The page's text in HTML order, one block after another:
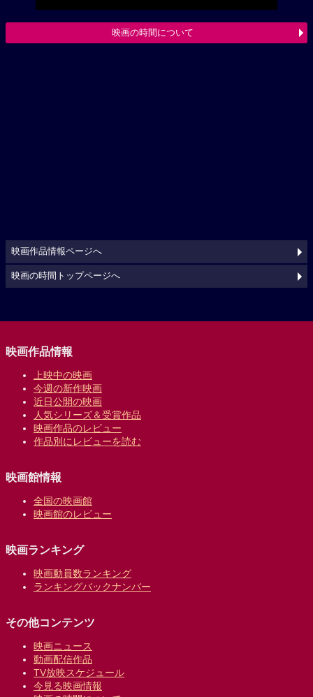
映画の時間について
映画作品情報ページへ
映画の時間トップページへ
映画作品情報
上映中の映画
今週の新作映画
近日公開の映画
人気シリーズ＆受賞作品
映画作品のレビュー
作品別にレビューを読む
映画館情報
全国の映画館
映画館のレビュー
映画ランキング
映画動員数ランキング
ランキングバックナンバー
その他コンテンツ
映画ニュース
動画配信作品
TV放映スケジュール
今見る映画情報